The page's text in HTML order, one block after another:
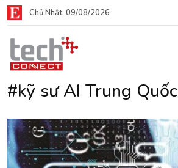
Chủ Nhật, 09/08/2026
#kỹ sư AI Trung Quốc